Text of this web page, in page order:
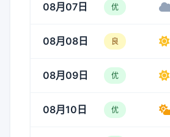
08月07日 优
08月08日 良
08月09日 优
08月10日 优